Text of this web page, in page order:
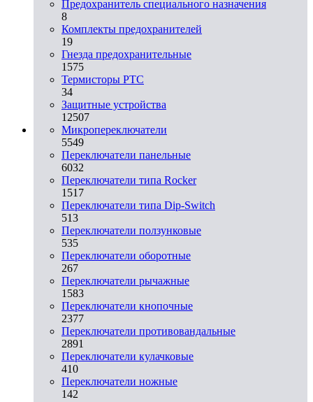
Предохранитель специального назначения
8
Комплекты предохранителей
19
Гнезда предохранительные
1575
Термисторы PTC
34
Защитные устройства
12507
Микропереключатели
5549
Переключатели панельные
6032
Переключатели типа Rocker
1517
Переключатели типа Dip-Switch
513
Переключатели ползунковые
535
Переключатели оборотные
267
Переключатели рычажные
1583
Переключатели кнопочные
2377
Переключатели противовандальные
2891
Переключатели кулачковые
410
Переключатели ножные
142